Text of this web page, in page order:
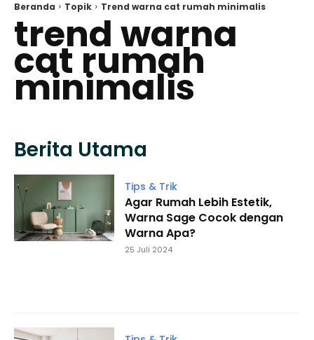
Beranda Topik Trend warna cat rumah minimalis
trend warna
cat rumah
minimalis
Berita Utama
Tips & Trik
Agar Rumah Lebih Estetik,
Warna Sage Cocok dengan
Warna Apa?
25 Juli 2024